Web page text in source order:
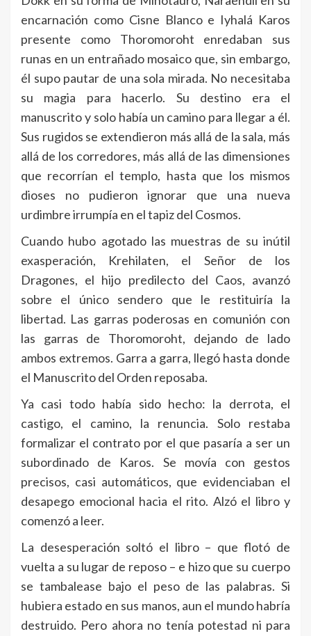
encarnación como Cisne Blanco e Iyhalá Karos
presente como Thoromoroht enredaban sus
runas en un entrañado mosaico que, sin embargo,
él supo pautar de una sola mirada. No necesitaba
su magia para hacerlo. Su destino era el
manuscrito y solo había un camino para llegar a él.
Sus rugidos se extendieron más allá de la sala, más
allá de los corredores, más allá de las dimensiones
que recorrían el templo, hasta que los mismos
dioses no pudieron ignorar que una nueva
urdimbre irrumpía en el tapiz del Cosmos.
Cuando hubo agotado las muestras de su inútil
exasperación, Krehilaten, el Señor de los
Dragones, el hijo predilecto del Caos, avanzó
sobre el único sendero que le restituiría la
libertad. Las garras poderosas en comunión con
las garras de Thoromoroht, dejando de lado
ambos extremos. Garra a garra, llegó hasta donde
el Manuscrito del Orden reposaba.
Ya casi todo había sido hecho: la derrota, el
castigo, el camino, la renuncia. Solo restaba
formalizar el contrato por el que pasaría a ser un
subordinado de Karos. Se movía con gestos
precisos, casi automáticos, que evidenciaban el
desapego emocional hacia el rito. Alzó el libro y
comenzó a leer.
La desesperación soltó el libro – que flotó de
vuelta a su lugar de reposo – e hizo que su cuerpo
se tambalease bajo el peso de las palabras. Si
hubiera estado en sus manos, aun el mundo habría
destruido. Pero ahora no tenía potestad ni para